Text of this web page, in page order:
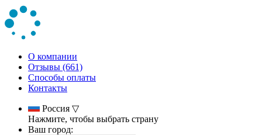
О компании
Отзывы (661)
Способы оплаты
Контакты
Россия ▽
Нажмите, чтобы выбрать страну
Ваш город: